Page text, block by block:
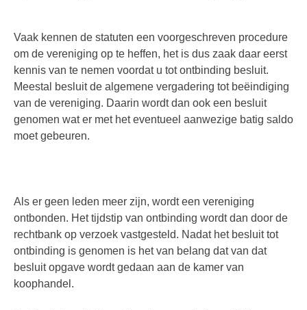
Vaak kennen de statuten een voorgeschreven procedure
om de vereniging op te heffen, het is dus zaak daar eerst
kennis van te nemen voordat u tot ontbinding besluit.
Meestal besluit de algemene vergadering tot beëindiging
van de vereniging. Daarin wordt dan ook een besluit
genomen wat er met het eventueel aanwezige batig saldo
moet gebeuren.
Als er geen leden meer zijn, wordt een vereniging
ontbonden. Het tijdstip van ontbinding wordt dan door de
rechtbank op verzoek vastgesteld. Nadat het besluit tot
ontbinding is genomen is het van belang dat van dat
besluit opgave wordt gedaan aan de kamer van
koophandel.